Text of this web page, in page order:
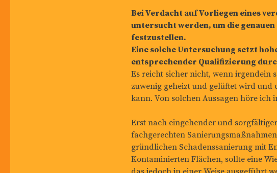
Bei Verdacht auf Vorliegen eines
untersucht werden, um die genauen
festzustellen.
Eine solche Untersuchung setzt
entsprechender Qualifizierung
Es reicht sicher nicht, wenn irgendein
zuwenig geheizt und gelüftet wird
kann. Von solchen Aussagen höre ich
Erst nach eingehender und
fachgerechten
gründlichen Schadenssanierung mit
Kontaminierten Flächen, sollte eine